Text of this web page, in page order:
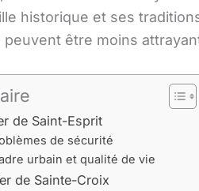
historique et ses
peuvent être moins
de Saint-Esprit
de sécurité
urbain et qualité de vie
de Sainte-Croix